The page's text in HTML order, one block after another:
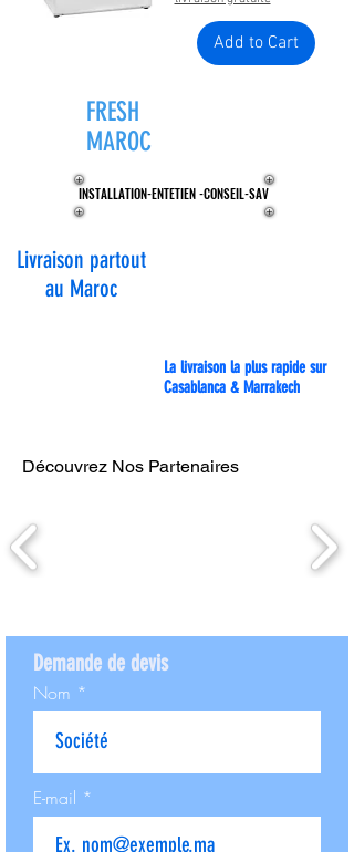
Add to Cart
FRESH
MAROC
INSTALLATION-ENTETIEN -CONSEIL-SAV
INSTALLATION-ENTETIEN -CONSEIL-SAV
Livraison partout
au Maroc
La livraison la plus rapide sur
Casablanca & Marrakech
Découvrez Nos Partenaires
Demande de devis
Nom
E-mail